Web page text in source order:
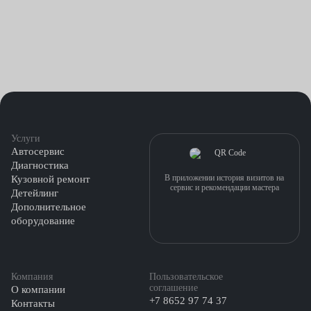
Услуги
Автосервис
Диагностика
Кузовной ремонт
Детейлинг
Дополнительное
оборудование
Компания
О компании
Контакты
Пользовательское
соглашение
+7 8652 97 74 37
В приложении история визитов на
сервис и рекомендации мастера